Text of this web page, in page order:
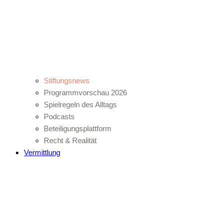
Stiftungsnews
Programmvorschau 2026
Spielregeln des Alltags
Podcasts
Beteiligungsplattform
Recht & Realität
Vermittlung